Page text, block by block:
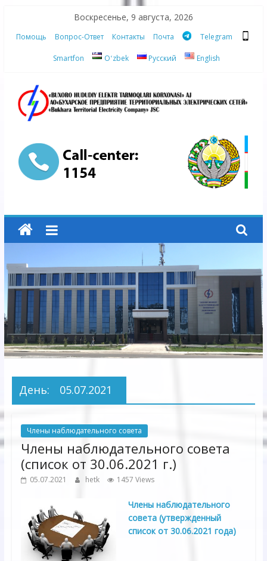
content
Воскресенье, 9 августа, 2026
Помощь Вопрос-Ответ Контакты Почта Telegram
Smartfon Oʻzbek Русский English
АО
"Бухарское
Предприятие
Территориальных
Электрических
сетей"
АО
"Бухарское
Электрических
День: 05.07.2021
Члены наблюдательного совета
Члены наблюдательного совета
(список от 30.06.2021 г.)
05.07.2021 hetk 1457 Views
Члены наблюдательного
совета (утвержденный
список от 30.06.2021 года)